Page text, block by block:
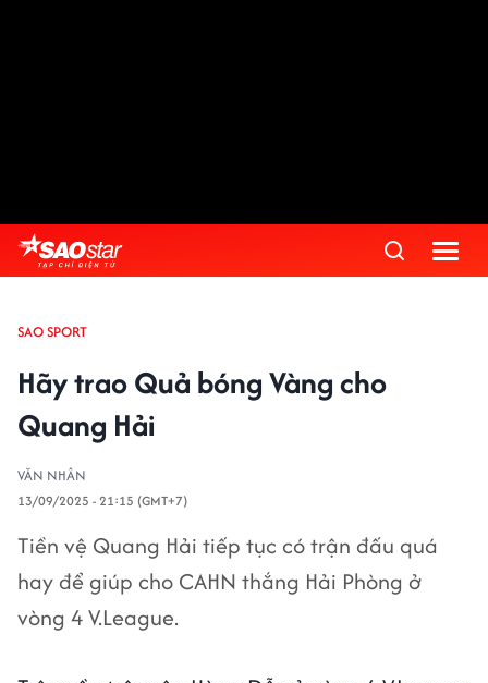
SAO SPORT
Hãy trao Quả bóng Vàng cho
Quang Hải
VĂN NHÂN
13/09/2025 - 21:15 (GMT+7)
Tiền vệ Quang Hải tiếp tục có trận đấu quá
hay để giúp cho CAHN thắng Hải Phòng ở
vòng 4 V.League.